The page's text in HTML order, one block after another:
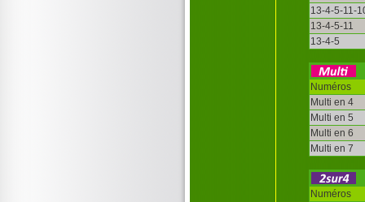
13-4-5-11-
13-4-5-11
13-4-5
Numéros
Multi en 4
Multi en 5
Multi en 6
Multi en 7
Numéros